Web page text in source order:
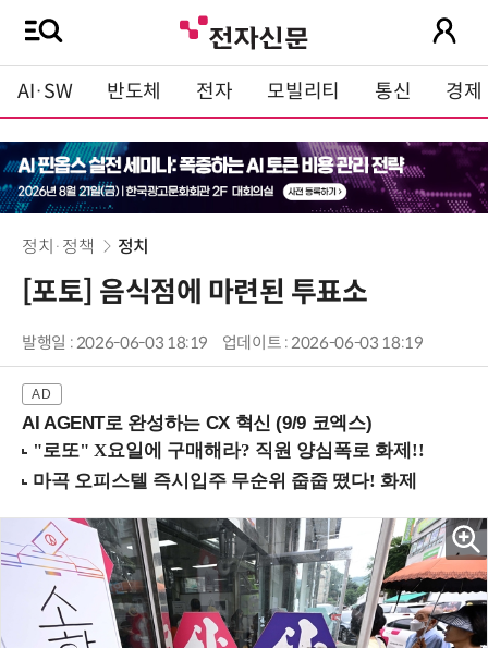
AI·SW 반도체 전자 모빌리티 통신 경제
정치·정책 정치
[포토] 음식점에 마련된 투표소
발행일 : 2026-06-03 18:19 업데이트 : 2026-06-03 18:19
AI AGENT로 완성하는 CX 혁신 (9/9 코엑스)